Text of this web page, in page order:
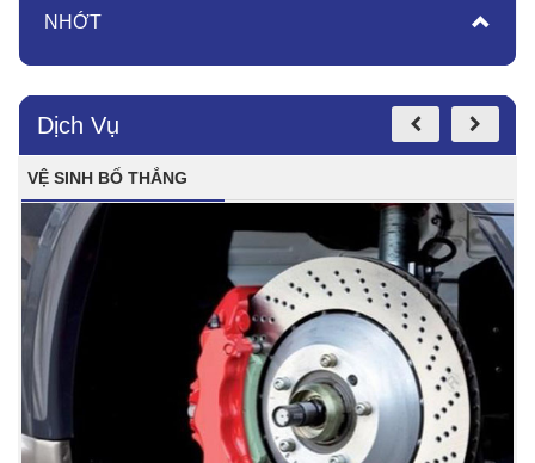
NHỚT
Dịch Vụ
VỆ SINH BỐ THẮNG